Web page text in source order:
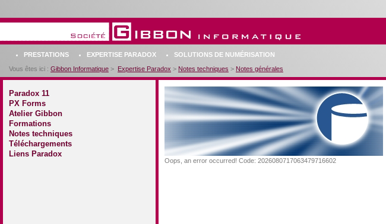
PRESTATIONS EXPERTISE PARADOX
SOLUTIONS DE NUMÉRISATION
Vous êtes ici : Gibbon Informatique > Expertise Paradox > Notes techniques > Notes générales
Paradox 11
PX Forms
Atelier Gibbon
Formations
Notes techniques
Téléchargements
Liens Paradox
Oops, an error occurred! Code: 2026080717063479716602